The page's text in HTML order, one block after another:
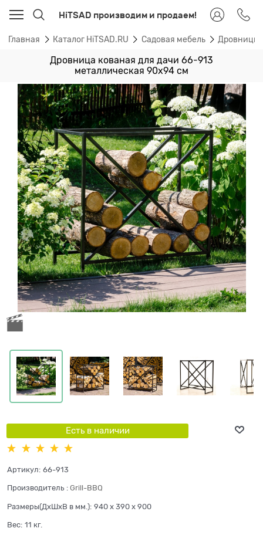
HiTSAD производим и продаем!
Главная Каталог HiTSAD.RU Садовая мебель Дровницы
Дровница кованая для дачи 66-913
металлическая 90х94 см
Есть в наличии
Артикул: 66-913
Производитель : Grill-BBQ
Размеры(ДхШхВ в мм.): 940 x 390 x 900
Вес: 11 кг.